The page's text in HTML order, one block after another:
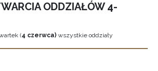
ODDZIAŁÓW 4-
(4 czerwca) wszystkie oddziały